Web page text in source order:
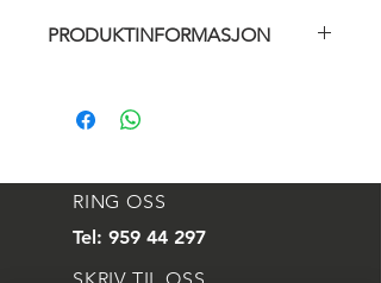
PRODUKTINFORMASJON
arbeid i kalde miljøer. Egner seg
fint sveising i vinterperioden.
Standard
EN 420, EN 388(2241), EN 511.
RING OSS
Tel: 959 44 297